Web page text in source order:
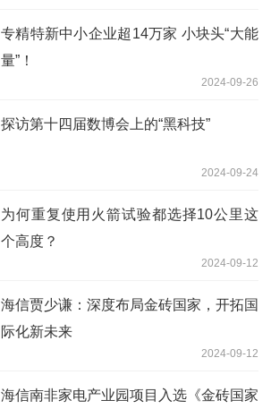
专精特新中小企业超14万家 小块头“大能
量”！
2024-09-26
探访第十四届数博会上的“黑科技”
2024-09-24
为何重复使用火箭试验都选择10公里这
个高度？
2024-09-12
海信贾少谦：深度布局金砖国家，开拓国
际化新未来
2024-09-12
海信南非家电产业园项目入选《金砖国家